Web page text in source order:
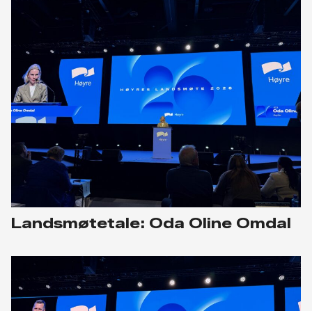
Landsmøtetale: Oda Oline Omdal